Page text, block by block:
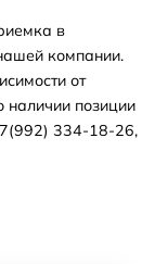
в
компании.
от
позиции
334-18-26,